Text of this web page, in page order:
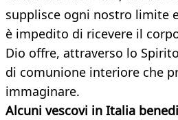
supplisce ogni nostro limite
è impedito di ricevere il
Dio offre, attraverso lo
di comunione interiore che
immaginare.
Alcuni vescovi in Italia